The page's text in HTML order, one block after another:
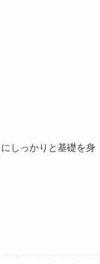
しっかりと基礎を身